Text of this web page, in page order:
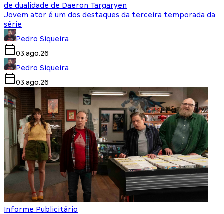
de dualidade de Daeron Targaryen
Jovem ator é um dos destaques da terceira temporada da
série
Pedro Siqueira
03.ago.26
Pedro Siqueira
03.ago.26
Informe Publicitário